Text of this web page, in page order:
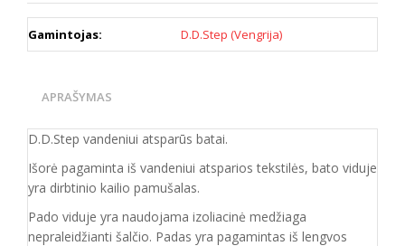
Gamintojas: D.D.Step (Vengrija)
APRAŠYMAS
D.D.Step vandeniui atsparūs batai.
Išorė pagaminta iš vandeniui atsparios tekstilės, bato viduje
yra dirbtinio kailio pamušalas.
Pado viduje yra naudojama izoliacinė medžiaga
nepraleidžianti šalčio. Padas yra pagamintas iš lengvos